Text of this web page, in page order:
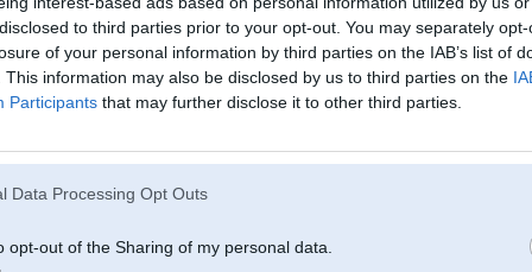
to third parties prior to your opt-out. You may separately
of your personal information by third parties on the IAB’s list of
This information may also be disclosed by us to third parties on the
Participants that may further disclose it to other third parties.
Data Processing Opt Outs
opt-out of the Sharing of my personal data.
23. Nov 2017, 15:37
23 Nov 2017, 13:39:34@kaaseensrakstīja:
Sveiks, līdzīga situācija man bij nesen uz e39, arī sila plusa
piropatronu, vainīgais bij starteris, deva pretestību, un piropatrona